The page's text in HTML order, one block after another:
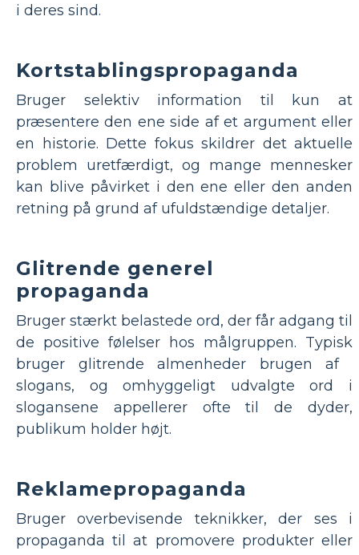
i deres sind.
Kortstablingspropaganda
Bruger selektiv information til kun at
præsentere den ene side af et argument eller
en historie. Dette fokus skildrer det aktuelle
problem uretfærdigt, og mange mennesker
kan blive påvirket i den ene eller den anden
retning på grund af ufuldstændige detaljer.
Glitrende generel
propaganda
Bruger stærkt belastede ord, der får adgang til
de positive følelser hos målgruppen. Typisk
bruger glitrende almenheder brugen af ​​
slogans, og omhyggeligt udvalgte ord i
slogansene appellerer ofte til de dyder,
publikum holder højt.
Reklamepropaganda
Bruger overbevisende teknikker, der ses i
propaganda til at promovere produkter eller